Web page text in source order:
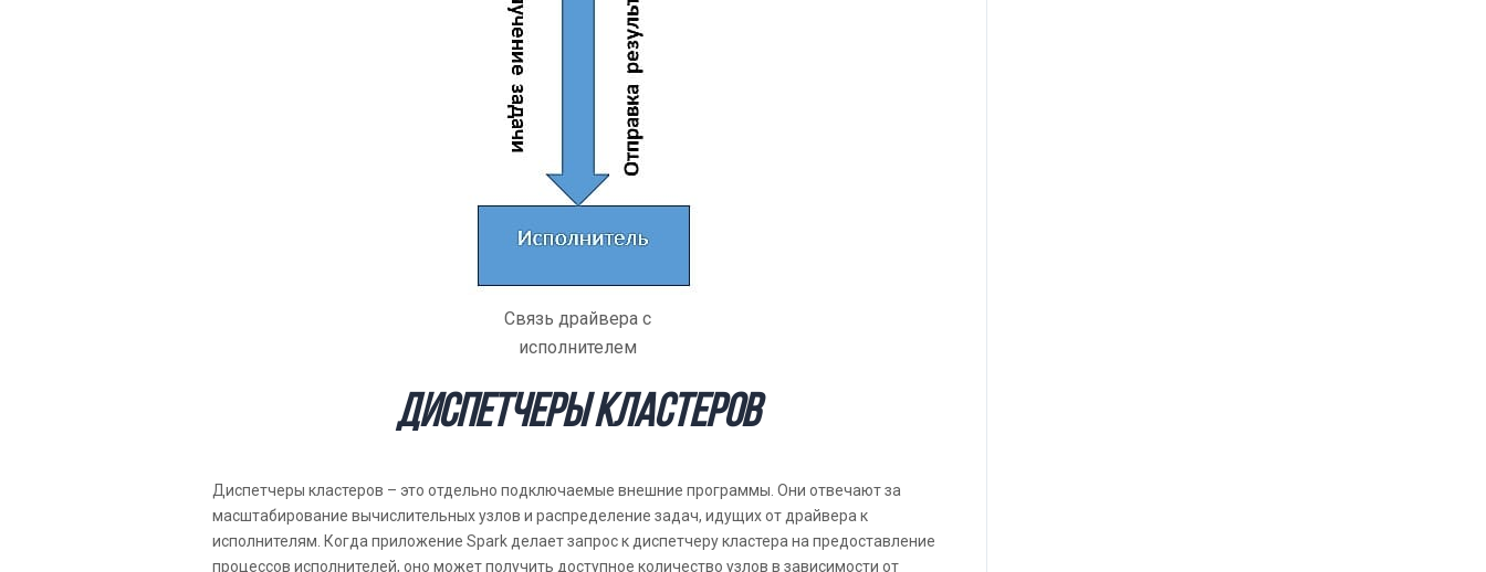
Связь драйвера с
исполнителем
Диспетчеры кластеров
Диспетчеры кластеров – это отдельно подключаемые внешние программы. Они отвечают за
масштабирование вычислительных узлов и распределение задач, идущих от драйвера к
исполнителям. Когда приложение Spark делает запрос к диспетчеру кластера на предоставление
процессов исполнителей, оно может получить доступное количество узлов в зависимости от